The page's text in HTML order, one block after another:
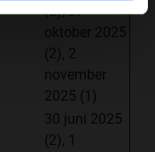
(2), 27
oktober 2025
(2), 2
november
2025 (1)
30 juni 2025
(2), 1